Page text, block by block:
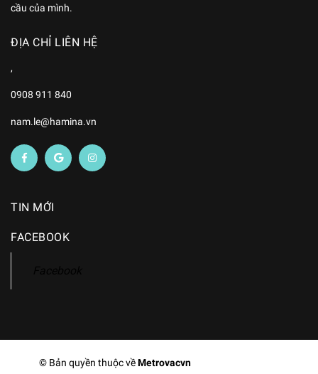
cầu của mình.
ĐỊA CHỈ LIÊN HỆ
,
0908 911 840
nam.le@hamina.vn
TIN MỚI
FACEBOOK
© Bản quyền thuộc vềMetrovacvn